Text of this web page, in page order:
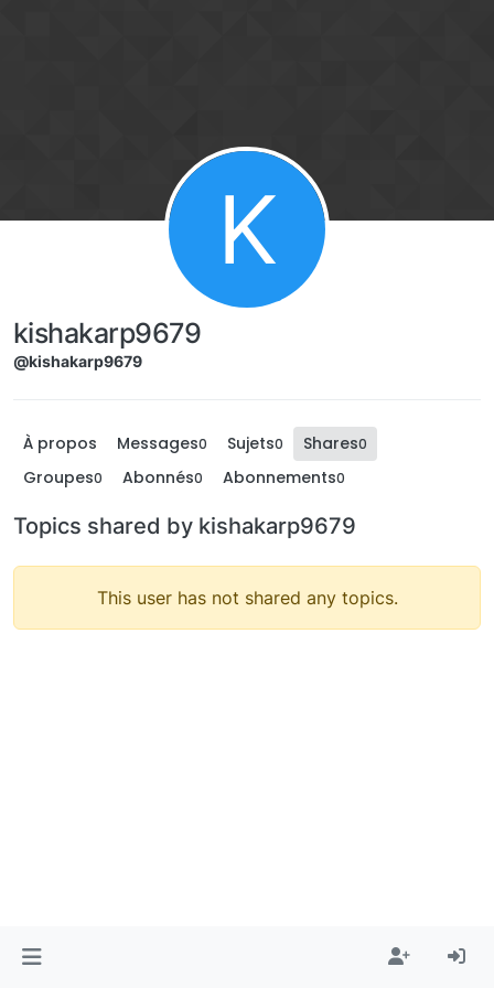
K
kishakarp9679
@kishakarp9679
À propos Messages0 Sujets0 Shares0
Groupes0 Abonnés0 Abonnements0
Topics shared by kishakarp9679
This user has not shared any topics.